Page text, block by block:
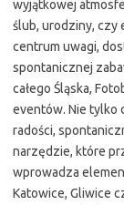
wyjątkowej
ślub, urodziny, czy
centrum uwagi,
spontanicznej
całego Śląska,
eventów. Nie tylko
radości,
narzędzie, które
wprowadza
Katowice, Gliwice